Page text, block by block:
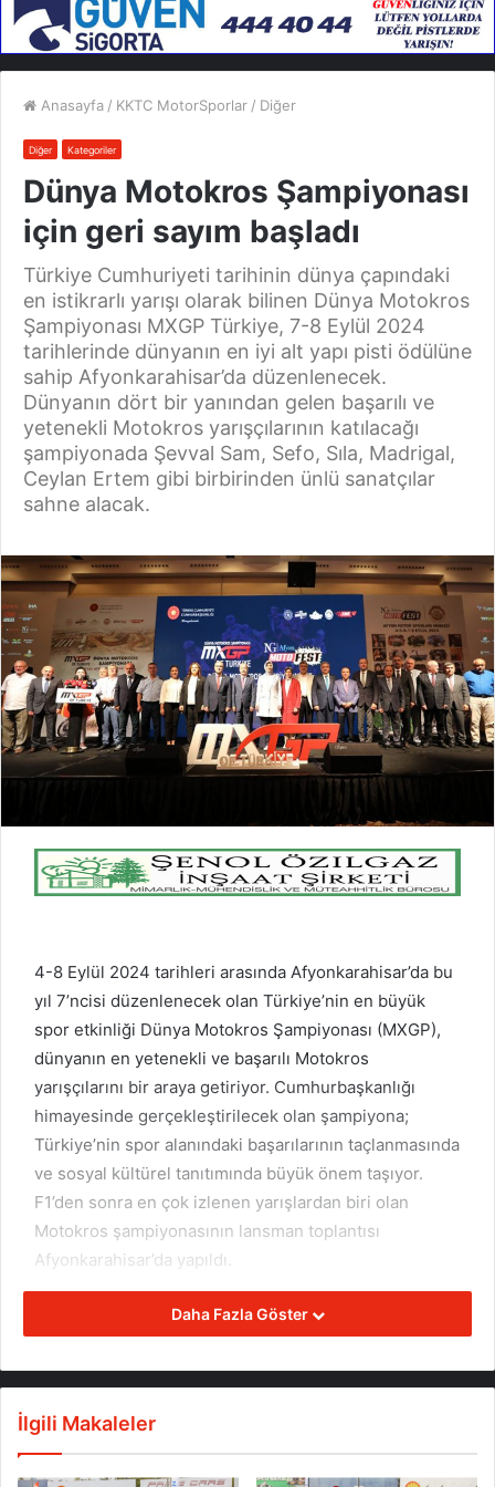
Anasayfa / KKTC MotorSporlar / Diğer
Diğer Kategoriler
Dünya Motokros Şampiyonası
için geri sayım başladı
Türkiye Cumhuriyeti tarihinin dünya çapındaki
en istikrarlı yarışı olarak bilinen Dünya Motokros
Şampiyonası MXGP Türkiye, 7-8 Eylül 2024
tarihlerinde dünyanın en iyi alt yapı pisti ödülüne
sahip Afyonkarahisar’da düzenlenecek.
Dünyanın dört bir yanından gelen başarılı ve
yetenekli Motokros yarışçılarının katılacağı
şampiyonada Şevval Sam, Sefo, Sıla, Madrigal,
Ceylan Ertem gibi birbirinden ünlü sanatçılar
sahne alacak.
4-8 Eylül 2024 tarihleri arasında Afyonkarahisar’da bu
yıl 7’ncisi düzenlenecek olan Türkiye’nin en büyük
spor etkinliği Dünya Motokros Şampiyonası (MXGP),
dünyanın en yetenekli ve başarılı Motokros
yarışçılarını bir araya getiriyor. Cumhurbaşkanlığı
himayesinde gerçekleştirilecek olan şampiyona;
Türkiye’nin spor alanındaki başarılarının taçlanmasında
ve sosyal kültürel tanıtımında büyük önem taşıyor.
F1’den sonra en çok izlenen yarışlardan biri olan
Motokros şampiyonasının lansman toplantısı
Afyonkarahisar’da yapıldı.
Organizasyonun Türkiye’nin tanıtımına büyük katkıda
Asbaşkanı Mahmut Nedim Akülke, “Türkiye’yi ve
için 2018’den beri gerçekleştirdiğimiz Dünya Motokros
Şampiyonası’nın tanıtım toplantısı için bir araya geldik.
Daha Fazla Göster
İlgili Makaleler